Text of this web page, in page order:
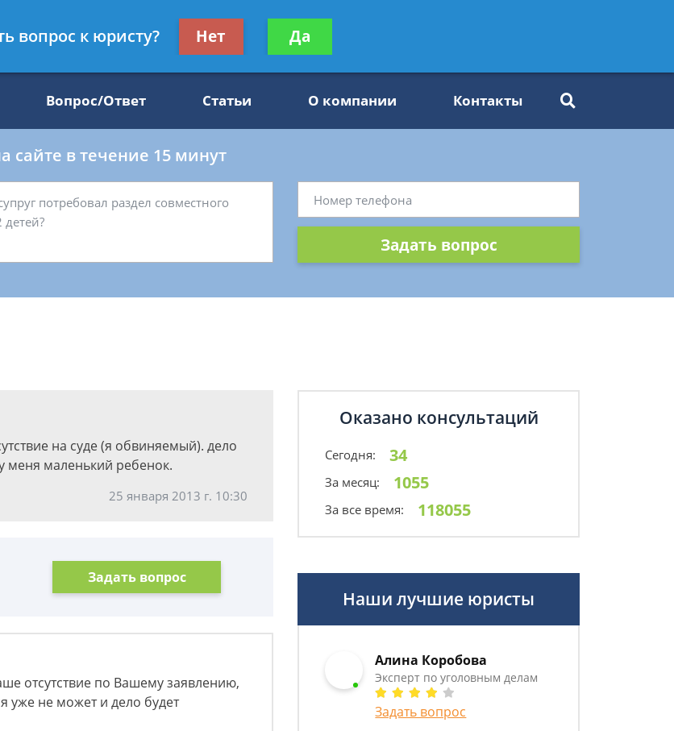
Получите консультацию
бесплатно
Вопрос/Ответ Статьи О компании Контакты
сайте в течение 15 минут
Задать вопрос
на суде (я обвиняемый). дело
меня маленький ребенок.
25 января 2013 г. 10:30
Задать вопрос
отсутствие по Вашему заявлению,
уже не может и дело будет
Оказано консультаций
Сегодня: 34
За месяц: 1055
За все время: 118055
Наши лучшие юристы
Алина Коробова
Эксперт по уголовным делам
Задать вопрос
вопрос к юристу? Нет Да